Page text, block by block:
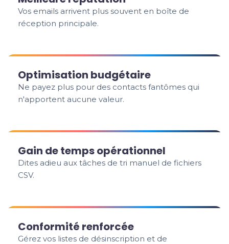
Vos emails arrivent plus souvent en boîte de
réception principale.
Optimisation budgétaire
Ne payez plus pour des contacts fantômes qui
n'apportent aucune valeur.
Gain de temps opérationnel
Dites adieu aux tâches de tri manuel de fichiers
CSV.
Conformité renforcée
Gérez vos listes de désinscription et de